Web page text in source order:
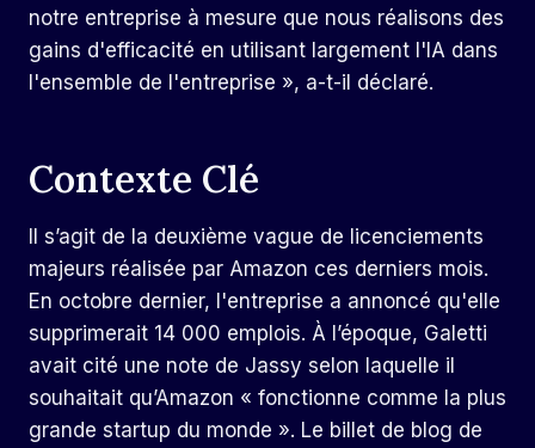
notre entreprise à mesure que nous réalisons des
gains d'efficacité en utilisant largement l'IA dans
l'ensemble de l'entreprise », a-t-il déclaré.
Contexte Clé
Il s’agit de la deuxième vague de licenciements
majeurs réalisée par Amazon ces derniers mois.
En octobre dernier, l'entreprise a annoncé qu'elle
supprimerait 14 000 emplois. À l’époque, Galetti
avait cité une note de Jassy selon laquelle il
souhaitait qu’Amazon « fonctionne comme la plus
grande startup du monde ». Le billet de blog de